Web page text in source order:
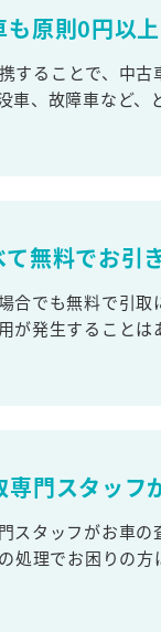
原則0円以
することで、中
車、故障車など
無料でお引
合でも無料で引
発生することは
門スタッフ
スタッフがお車
処理でお困りの